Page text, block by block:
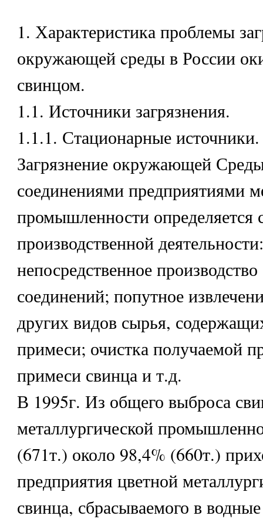
1. Характеристика проблемы
окружающей cреды в России
свинцом.
1.1. Источники загрязнения.
1.1.1. Стационарные источники.
Загрязнение окружающей
соединениями предприятиями
промышленности определяется
производственной деятельности:
непосредственное
соединений; попутное
других видов сырья,
примеси; очистка получаемой
примеси свинца и т.д.
В 1995г. Из общего выброса
металлургической
(671т.) около 98,4% (660т.)
предприятия цветной
свинца, сбрасываемого в